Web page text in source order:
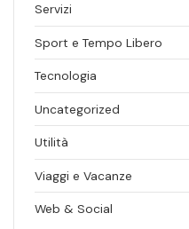
Servizi
Sport e Tempo Libero
Tecnologia
Uncategorized
Utilità
Viaggi e Vacanze
Web & Social